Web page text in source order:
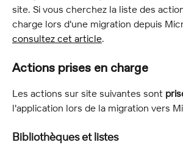
site. Si vous cherchez la liste des
charge lors d'une migration depuis
consultez cet article.
Actions prises en charge
Les actions sur site suivantes sont
l'application lors de la migration vers
Bibliothèques et listes